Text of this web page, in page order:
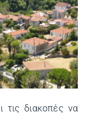
τις διακοπές να